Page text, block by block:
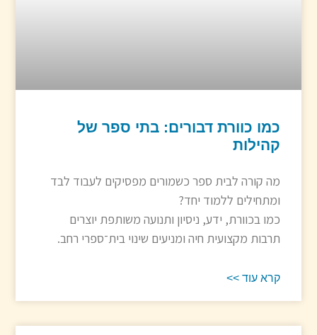
כמו כוורת דבורים: בתי ספר של
קהילות
מה קורה לבית ספר כשמורים מפסיקים לעבוד לבד
ומתחילים ללמוד יחד?
כמו בכוורת, ידע, ניסיון ותנועה משותפת יוצרים
תרבות מקצועית חיה ומניעים שינוי בית־ספרי רחב.
קרא עוד >>